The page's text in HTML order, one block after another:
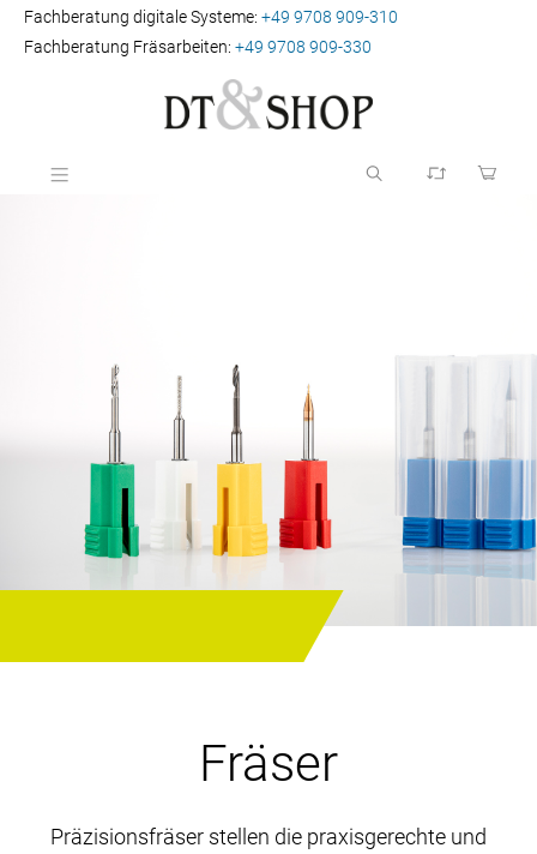
Fachberatung digitale Systeme: +49 9708 909-310
Fachberatung Fräsarbeiten: +49 9708 909-330
Fräser
Präzisionsfräser stellen die praxisgerechte und